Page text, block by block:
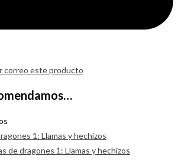
correo este producto